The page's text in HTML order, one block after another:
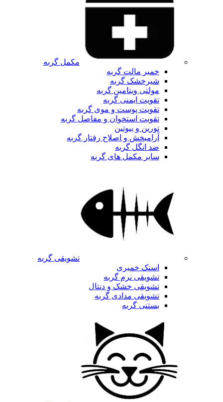
مکمل گربه
خمیر مالت گربه
شیرخشک گربه
مولتی ویتامین گربه
تقویت ایمنی گربه
تقویت پوست و موی گربه
تقویت استخوان و مفاصل گربه
تورین و بیوتین
آرامبخش و اصلاح رفتار گربه
ضد انگل گربه
سایر مکمل های گربه
تشویقی گربه
اسنک خمیری
تشویقی نرم گربه
تشویقی خشک و دنتال
تشویقی مدادی گربه
بستنی گربه